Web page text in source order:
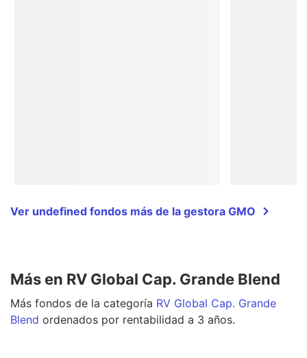
Ver undefined fondos más de la gestora GMO
Más en RV Global Cap. Grande Blend
Más fondos de la categoría RV Global Cap. Grande
Blend ordenados por rentabilidad a 3 años.